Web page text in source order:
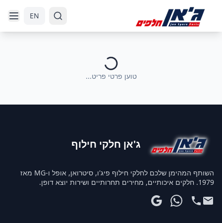
EN
טוען פרטי פריט...
ג'אן חלקי חילוף
השותף המהימן שלכם לחלקי חילוף פיג'ו, סיטרואן, אופל ו-MG מאז
1979. חלקים איכותיים, מחירים תחרותיים ושירות יוצא דופן.